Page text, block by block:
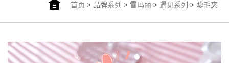
首页 > 品牌系列 > 雪玛丽> 遇见系列 > 睫毛夹